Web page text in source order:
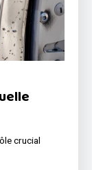
crucial